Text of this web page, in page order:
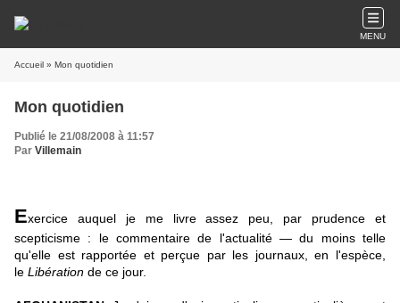
MENU
Accueil » Mon quotidien
Mon quotidien
Publié le 21/08/2008 à 11:57
Par Villemain
Exercice auquel je me livre assez peu, par prudence et
scepticisme : le commentaire de l'actualité — du moins telle
qu'elle est rapportée et perçue par les journaux, en l'espèce,
le Libération de ce jour.